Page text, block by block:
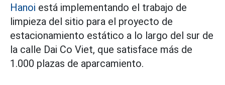
Hanoi está implementando el trabajo de
limpieza del sitio para el proyecto de
estacionamiento estático a lo largo del sur de
la calle Dai Co Viet, que satisface más de
1.000 plazas de aparcamiento.